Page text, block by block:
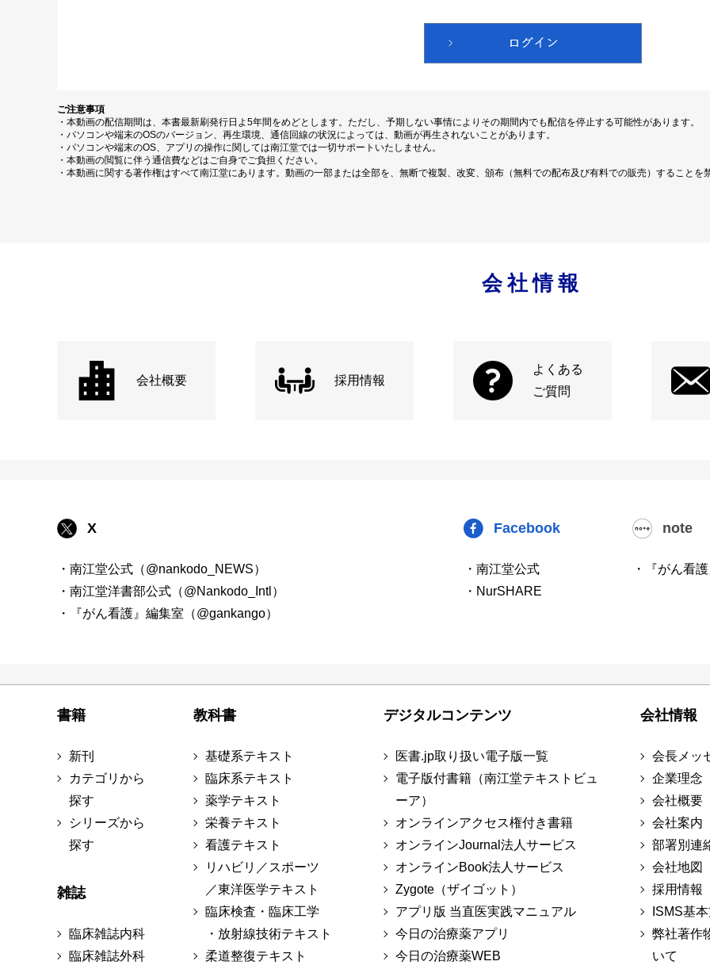
ご注意事項
・本動画の配信期間は、本書最新刷発行日よ5年間をめどとします。ただし、予期しない事情によりその期間内でも配信を停止する可能性があります。
・パソコンや端末のOSのバージョン、再生環境、通信回線の状況によっては、動画が再生されないことがあります。
・パソコンや端末のOS、アプリの操作に関しては南江堂では一切サポートいたしません。
・本動画の閲覧に伴う通信費などはご自身でご負担ください。
・本動画に関する著作権はすべて南江堂にあります。動画の一部または全部を、無断で複製、改変、頒布（無料での配布及び有料での販売）することを
会社情報
会社概要 採用情報
よくある
ご質問
X
・南江堂公式（@nankodo_NEWS）
・南江堂洋書部公式（@Nankodo_Intl）
・『がん看護』編集室（@gankango）
Facebook
・南江堂公式
・NurSHARE
note
・『がん看
書籍
新刊
カテゴリから
探す
シリーズから
探す
雑誌
臨床雑誌内科
臨床雑誌外科
教科書
基礎系テキスト
臨床系テキスト
薬学テキスト
栄養テキスト
看護テキスト
リハビリ／スポーツ
／東洋医学テキスト
臨床検査・臨床工学
・放射線技術テキスト
柔道整復テキスト
デジタルコンテンツ
医書.jp取り扱い電子版一覧
電子版付書籍（南江堂テキストビュ
ーア）
オンラインアクセス権付き書籍
オンラインJournal法人サービス
オンラインBook法人サービス
Zygote（ザイゴット）
アプリ版 当直医実践マニュアル
今日の治療薬アプリ
今日の治療薬WEB
会社情報
会長メッ
企業理念
会社概要
会社案内
部署別連
会社地図
採用情報
ISMS基
弊社著作
いて